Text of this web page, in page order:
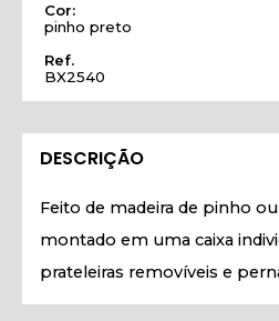
Cor:
pinho preto
Ref.
BX2540
DESCRIÇÃO
Feito de madeira de pinho
montado em uma caixa
prateleiras removíveis e